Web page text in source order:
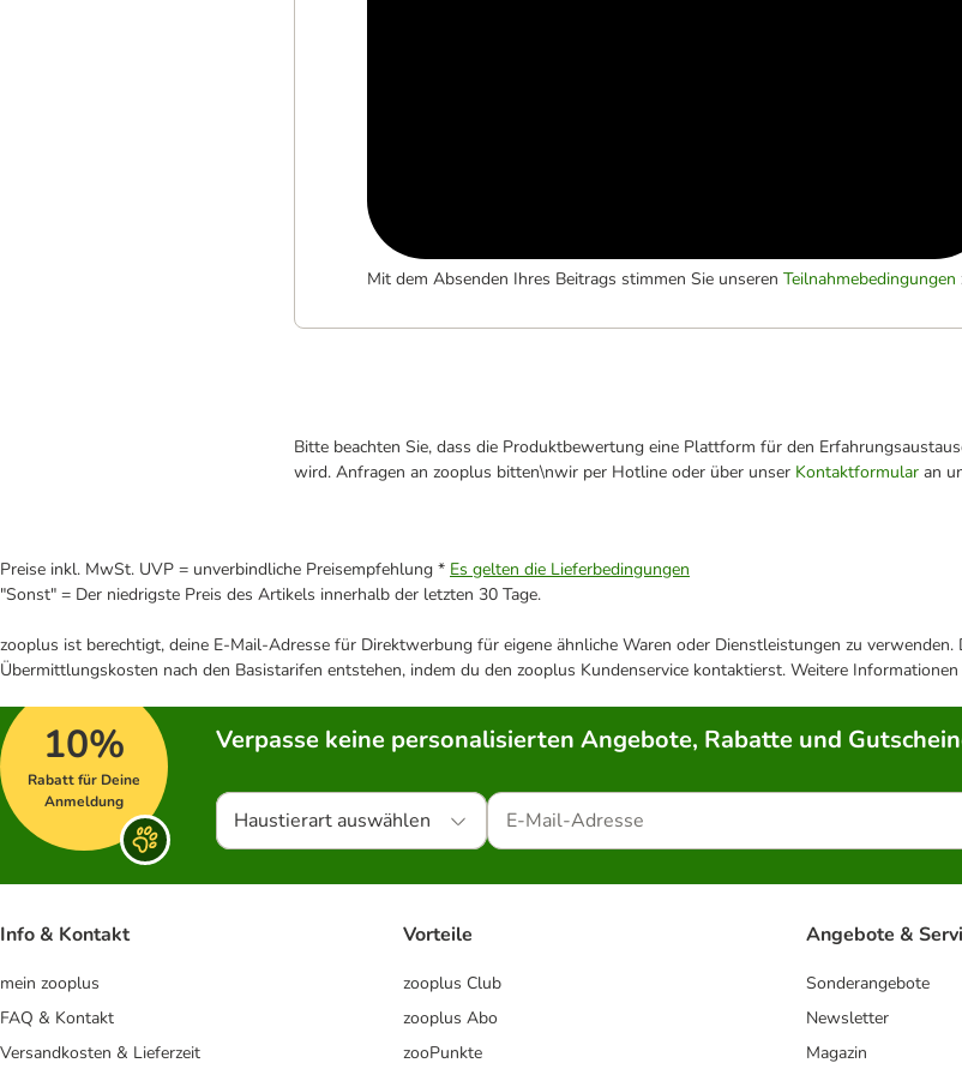
Mit dem Absenden Ihres Beitrags stimmen Sie unseren Teilnahmebedingungen
Bitte beachten Sie, dass die Produktbewertung eine Plattform für den
wird. Anfragen an zooplus bitten\nwir per Hotline oder über unser Kontaktformular an
Preise inkl. MwSt. UVP = unverbindliche Preisempfehlung * Es gelten die Lieferbedingungen
"Sonst" = Der niedrigste Preis des Artikels innerhalb der letzten 30 Tage.
zooplus ist berechtigt, deine E-Mail-Adresse für Direktwerbung für eigene ähnliche Waren oder Dienstleistungen zu
Übermittlungskosten nach den Basistarifen entstehen, indem du den zooplus Kundenservice kontaktierst. Weitere
10%
Rabatt für Deine
Anmeldung
Verpasse keine personalisierten Angebote, Rabatte und
Haustierart auswählen
Info & Kontakt
mein zooplus
FAQ & Kontakt
Versandkosten & Lieferzeit
Vorteile
zooplus Club
zooplus Abo
zooPunkte
Angebote &
Sonderangebote
Newsletter
Magazin